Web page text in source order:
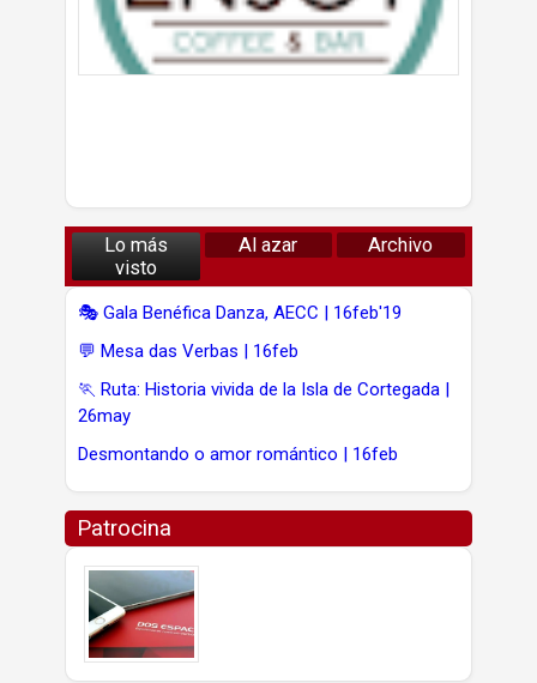
Lo más
visto
Al azar Archivo
🎭 Gala Benéfica Danza, AECC | 16feb'19
💬 Mesa das Verbas | 16feb
🏃 Ruta: Historia vivida de la Isla de Cortegada |
26may
Desmontando o amor romántico | 16feb
Patrocina